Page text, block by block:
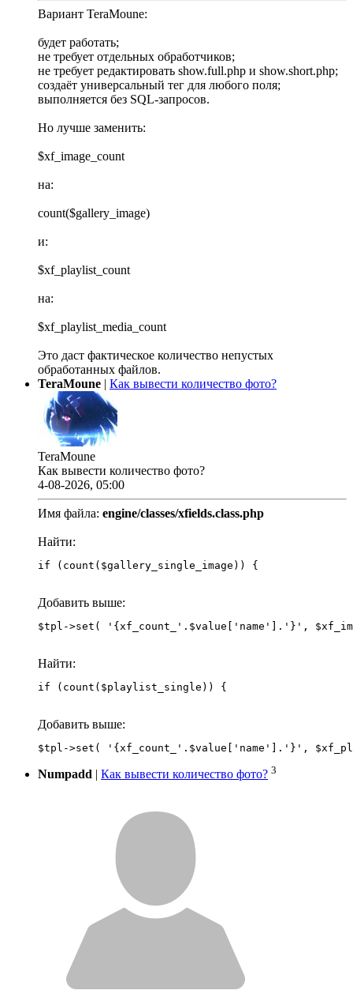
Вариант TeraMoune:
будет работать;
не требует отдельных обработчиков;
не требует редактировать show.full.php и show.short.php;
создаёт универсальный тег для любого поля;
выполняется без SQL-запросов.
Но лучше заменить:
$xf_image_count
на:
count($gallery_image)
и:
$xf_playlist_count
на:
$xf_playlist_media_count
Это даст фактическое количество непустых
обработанных файлов.
TeraMoune | Как вывести количество фото?
TeraMoune
Как вывести количество фото?
4-08-2026, 05:00
Имя файла: engine/classes/xfields.class.php
Найти:
if (count($gallery_single_image)) {
Добавить выше:
Найти:
if (count($playlist_single)) {
Добавить выше:
Numpadd | Как вывести количество фото? 3